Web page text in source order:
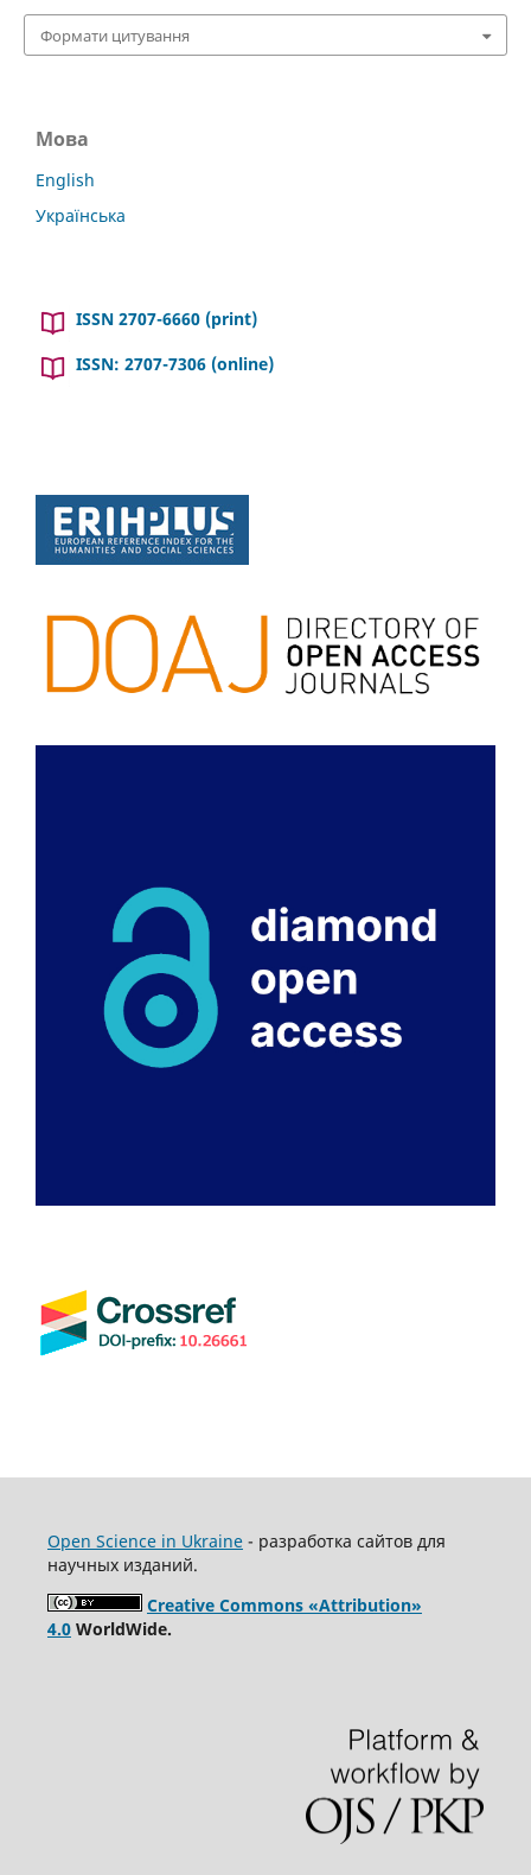
Формати цитування
Мова
English
Українська
ISSN 2707-6660 (print)
ISSN: 2707-7306 (online)
Open Science in Ukraine- разработка сайтов для
научных изданий.
Creative Commons «Attribution»
4.0WorldWide.